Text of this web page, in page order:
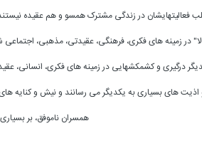
فعالیتهایشان در زندگی مشترک همسو و هم عقیده
در زمینه های فکری، فرهنگی، عقیدتی، مذهبی،
درگیری و کشمکشهایی در زمینه های فکری، انسانی،
اذیت های بسیاری به یکدیگر می رسانند و نیش و کنایه
همسران ناموفق، بر